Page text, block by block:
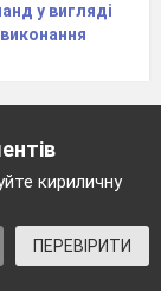
у вигляді
кириличну
ПЕРЕВІРИТИ